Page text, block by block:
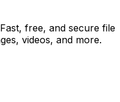
free, and secure file
videos, and more.